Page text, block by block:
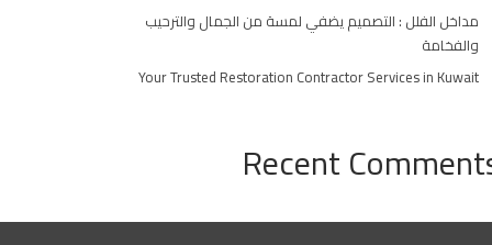
مداخل الفلل : التصميم يضفي لمسة من الجمال والترحيب
والفخامة
Your Trusted Restoration Contractor Services in Kuwait
Recent